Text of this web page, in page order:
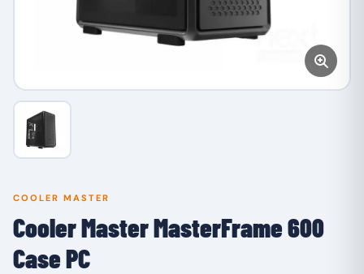
COOLER MASTER
Cooler Master MasterFrame 600
Case PC